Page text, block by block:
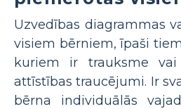
Uzvedības diagrammas
visiem bērniem, īpaši
kuriem ir trauksme
attīstības traucējumi. Ir
bērna individuālās